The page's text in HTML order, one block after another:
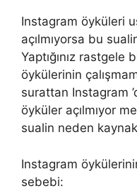
Instagram öyküleri
açılmıyorsa bu
Yaptığınız rastgele
öykülerinin
surattan Instagram
öyküler açılmıyor
sualin neden
Instagram
sebebi: